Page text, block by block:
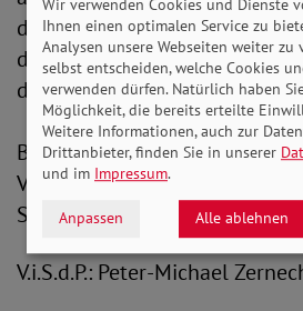
des Sozialstaates. Ich
daher weiterhin viel Erfolg
derer, die allzu oft nicht
Bis auf Weiteres wird
Vorstandsvorsitzende die
SoVD-Bundesgeschäftsstelle
V.i.S.d.P.: Peter-Michael
Wir verwenden Cookies und Dienste
Ihnen einen optimalen Service zu
Analysen unsere Webseiten weiter zu
selbst entscheiden, welche Cookies
verwenden dürfen. Natürlich haben
Möglichkeit, die bereits erteilte
Weitere Informationen, auch zur
Drittanbieter, finden Sie in unserer
und im Impressum.
Anpassen Alle ablehnen